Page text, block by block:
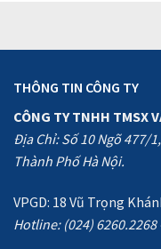
THÔNG TIN CÔNG TY
CÔNG TY TNHH TMSX
Địa Chỉ: Số 10 Ngõ 477/
Thành Phố Hà Nội.
VPGD: 18 Vũ Trọng
Hotline: (024) 6260.2268